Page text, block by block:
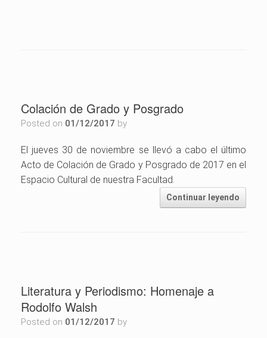
Colación de Grado y Posgrado
Posted on 01/12/2017 by
El jueves 30 de noviembre se llevó a cabo el último
Acto de Colación de Grado y Posgrado de 2017 en el
Espacio Cultural de nuestra Facultad.
Continuar leyendo
Literatura y Periodismo: Homenaje a
Rodolfo Walsh
Posted on 01/12/2017 by